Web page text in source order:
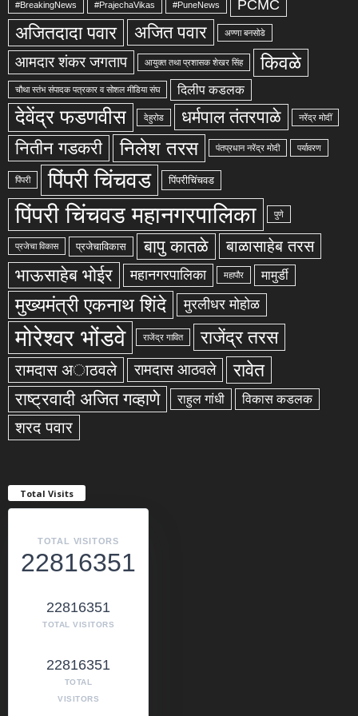
#BreakingNews #PrajechaVikas #PuneNews PCMC
अजितदादा पवार अजित पवार अण्णा बनसोडे
आमदार शंकर जगताप आयुक्त तथा प्रशासक शेखर सिंह किवळे
चौथा स्तंभ संपादक पत्रकार व सोशल मीडिया संघ दिलीप कडलक
देवेंद्र फडणवीस देहुरोड धर्मपाल तंतरपाळे नरेंद्र मोदीं
नितीन गडकरी निलेश तरस पंतप्रधान नरेंद्र मोदी पर्यावरण
पिंपरी पिंपरी चिंचवड पिंपरीचिंचवड
पिंपरी चिंचवड महानगरपालिका पुणे
प्रजेचा विकास प्रजेचाविकास बापु कातळे बाळासाहेब तरस
भाऊसाहेब भोईर महानगरपालिका महापौर मामुर्डी
मुख्यमंत्री एकनाथ शिंदे मुरलीधर मोहोळ
मोरेश्वर भोंडवे राजेंद्र गावित राजेंद्र तरस
रामदास अाठवले रामदास आठवले रावेत
राष्ट्रवादी अजित गव्हाणे राहुल गांधी विकास कडलक
शरद पवार
Total Visits
TOTAL VISITORS
22816351
22816351
TOTAL VISITORS
22816351
TOTAL
VISITORS